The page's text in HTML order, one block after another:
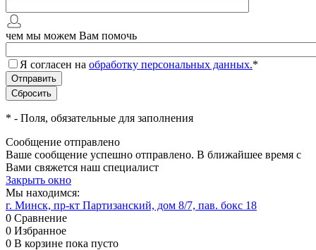
чем мы можем Вам помочь
Я согласен на обработку персональных данных.*
* - Поля, обязательные для заполнения
Сообщение отправлено
Ваше сообщение успешно отправлено. В ближайшее время с
Вами свяжется наш специалист
Закрыть окно
Мы находимся:
г. Минск, пр-кт Партизанский, дом 8/7, пав. бокс 18
0 Сравнение
0 Избранное
0 В корзине пока пусто